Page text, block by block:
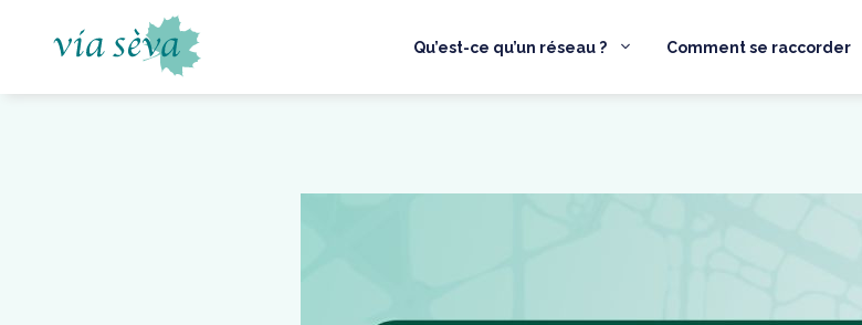
Qu’est-ce qu’un réseau ? Comment se raccorder